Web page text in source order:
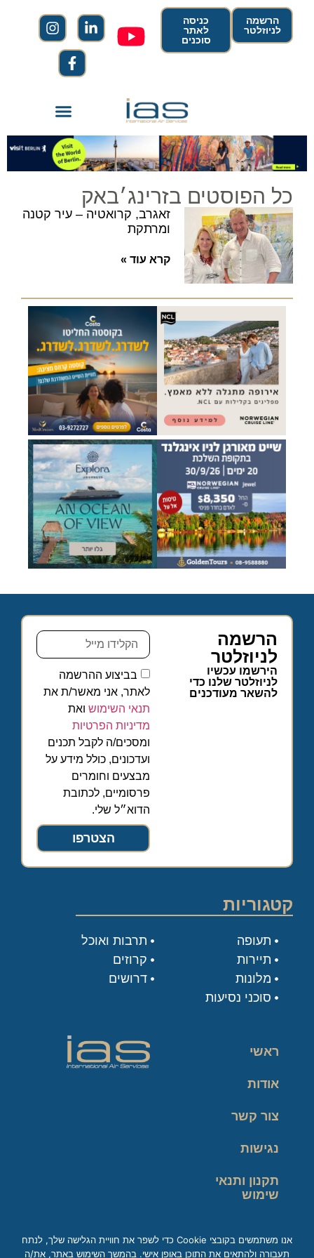
הרשמה
לניוזלטר
כניסה
לאתר
סוכנים
כל הפוסטים בזרינג׳באק
זאגרב, קרואטיה – עיר קטנה
ומרתקת
קרא עוד »
הרשמה
לניוזלטר
הירשמו עכשיו
לניוזלטר שלנו כדי
להשאר מעודכנים
בביצוע ההרשמה
לאתר, אני מאשר/ת את
תנאי השימוש ואת
מדיניות הפרטיות
ומסכים/ה לקבל תכנים
ועדכונים, כולל מידע על
מבצעים וחומרים
פרסומיים, לכתובת
הדוא״ל שלי.
הצטרפו
קטגוריות
תעופה
תיירות
מלונות
סוכני נסיעות
תרבות ואוכל
קרוזים
דרושים
ראשי
אודות
צור קשר
נגישות
תקנון ותנאי
שימוש
אנו משתמשים בקובצי Cookie כדי לשפר את חוויית הגלישה שלך, לנתח
תעבורה ולהתאים את התוכן באופן אישי. בהמשך השימוש באתר, את/ה